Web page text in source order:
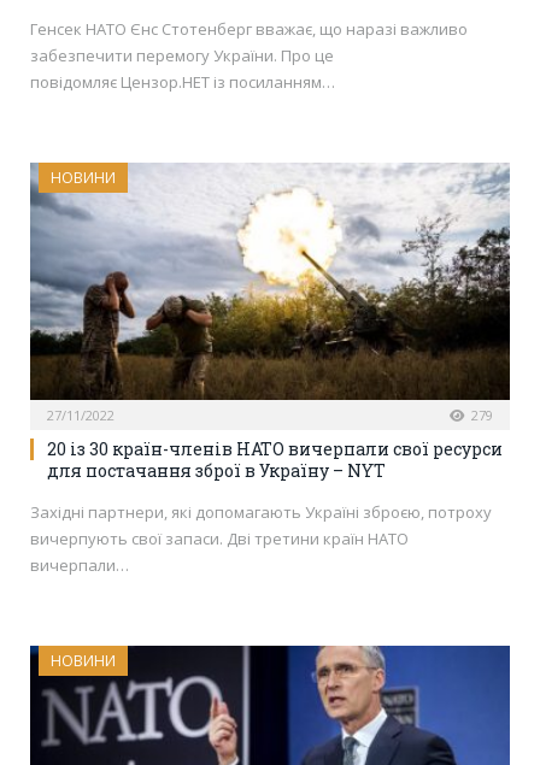
Генсек НАТО Єнс Стотенберг вважає, що наразі важливо
забезпечити перемогу України. Про це
повідомляє Цензор.НЕТ із посиланням…
НОВИНИ
27/11/2022 279
20 із 30 країн-членів НАТО вичерпали свої ресурси
для постачання зброї в Україну – NYT
Західні партнери, які допомагають Україні зброєю, потроху
вичерпують свої запаси. Дві третини країн НАТО
вичерпали…
НОВИНИ